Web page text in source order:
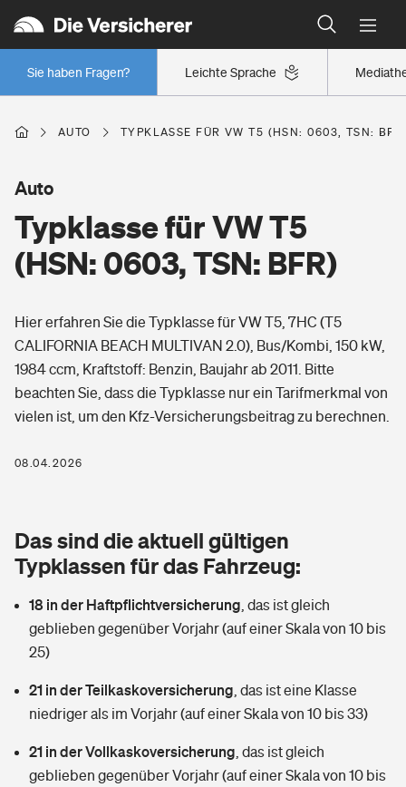
Leichte Sprache
Sie haben Fragen?
Wer versichert was: Jetzt Versicherer finden
Regionalklassen: So ist Ihre Region eingestuft
Wer versichert was: Jetzt Versicherer finden
Berufsunfähigkeitsversicherung
Erwerbsunfähigkeitsversicherung
Grundfähigkeitsversicherung
Arbeitsrechtsschutz
Berufshaftpflichtversicherung
Zur Übersicht
Tools
Wer versichert was: Jetzt Versicherer finden
Sie haben Fragen?
Wohnen
Glasversicherung
Mietkautionsversicherung
Restkreditversicherung
Freizeit
Pri­vate Haft­pflicht­
Kinderunfall­ver­si­che­rung
Kinderinvalidität
Hundehalter-Haftpflicht
Gesundheit
Private Krankenversicherung
Dread-Disease-Versicherung
Tierkrankenversicherung
Zur Übersicht
Tools
Wer versichert was: Jetzt Versicherer finden
AUTO TYPKLASSE FÜR VW T5 (HSN: 0603, TSN:
Typklasse für VW T5
(HSN: 0603, TSN: BFR)
Auto
Hier erfahren Sie die Typklasse für VW T5, 7HC (T5
CALIFORNIA BEACH MULTIVAN 2.0), Bus/Kombi, 150 kW,
1984 ccm, Kraftstoff: Benzin, Baujahr ab 2011. Bitte
beachten Sie, dass die Typklasse nur ein Tarifmerkmal von
vielen ist, um den Kfz-Versicherungsbeitrag zu berechnen.
08.04.2026
Das sind die aktuell gültigen
Typklassen für das Fahrzeug:
18 in der Haftpflichtversicherung das ist gleich
geblieben gegenüber Vorjahr (auf einer Skala von 10 bis
25)
21 in der Teilkaskoversicherung das ist eine Klasse
niedriger als im Vorjahr (auf einer Skala von 10 bis 33)
21 in der Vollkaskoversicherung das ist gleich
geblieben gegenüber Vorjahr (auf einer Skala von 10 bis